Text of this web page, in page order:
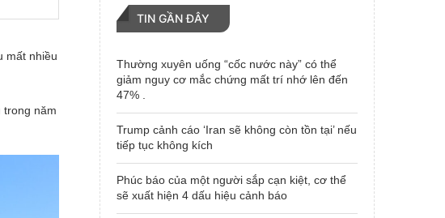
mất nhiều
trong năm
TIN GẦN ĐÂY
Thường xuyên uống “cốc nước này” có thể
giảm nguy cơ mắc chứng mất trí nhớ lên đến
47% .
Trump cảnh cáo ‘Iran sẽ không còn tồn tại’ nếu
tiếp tục không kích
Phúc báo của một người sắp cạn kiệt, cơ thể
sẽ xuất hiện 4 dấu hiệu cảnh báo